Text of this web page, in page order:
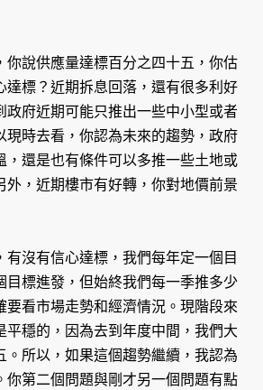
你說供應量達標百分之四十五，你估
達標？近期拆息回落，還有很多利好
政府近期可能只推出一些中小型或者
現時去看，你認為未來的趨勢，政府
，還是也有條件可以多推一些土地或
外，近期樓市有好轉，你對地價前景
有沒有信心達標，我們每年定一個目
目標進發，但始終我們每一季推多少
要看市場走勢和經濟情況。現階段來
平穩的，因為去到年度中間，我們大
。所以，如果這個趨勢繼續，我認為
你第二個問題與剛才另一個問題有點